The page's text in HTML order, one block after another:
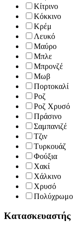
Κίτρινο
Κόκκινο
Κρέμ
Λευκό
Μαύρο
Μπλε
Μπρονζέ
Μωβ
Πορτοκαλί
Ροζ
Ροζ Χρυσό
Πράσινο
Σαμπανιζέ
Τζιν
Τυρκουάζ
Φούξια
Χακί
Χάλκινο
Χρυσό
Πολύχρωμο
Κατασκευαστής